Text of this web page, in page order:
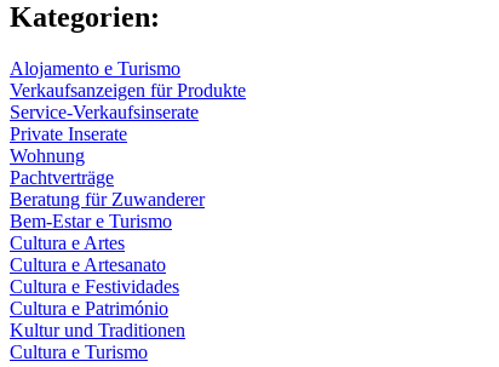
Kategorien:
Alojamento e Turismo
Verkaufsanzeigen für Produkte
Service-Verkaufsinserate
Private Inserate
Wohnung
Pachtverträge
Beratung für Zuwanderer
Bem-Estar e Turismo
Cultura e Artes
Cultura e Artesanato
Cultura e Festividades
Cultura e Património
Kultur und Traditionen
Cultura e Turismo